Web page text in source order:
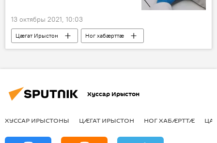
13 октябры 2021, 10:03
Цӕгат Ирыстон Ног хабӕрттӕ
Хуссар Ирыстон
ХУССАР ИРЫСТОНЫ ЦӔГАТ ИРЫСТОН НОГ ХАБӔРТТӔ